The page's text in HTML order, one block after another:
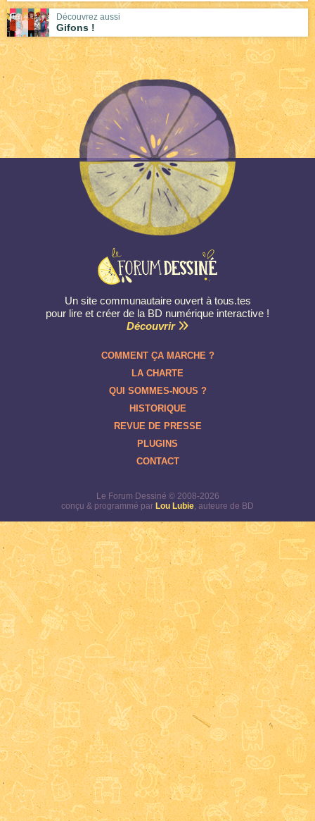
Découvrez aussi
Gifons !
Un site communautaire ouvert à tous.tes
pour lire et créer de la BD numérique interactive !
Découvrir
COMMENT ÇA MARCHE ?
LA CHARTE
QUI SOMMES-NOUS ?
HISTORIQUE
REVUE DE PRESSE
PLUGINS
CONTACT
Le Forum Dessiné © 2008-2026
conçu & programmé par Lou Lubie, auteure de BD